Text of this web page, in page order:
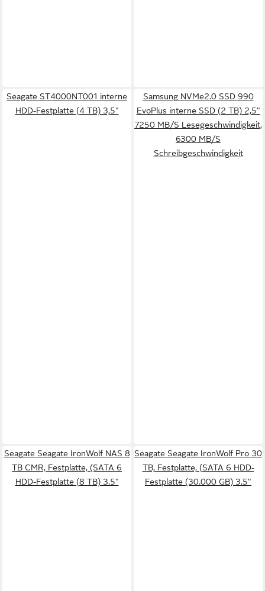
Seagate ST4000NT001 interne
HDD-Festplatte (4 TB) 3,5"
Samsung NVMe2.0 SSD 990
EvoPlus interne SSD (2 TB) 2,5"
7250 MB/S Lesegeschwindigkeit,
6300 MB/S
Schreibgeschwindigkeit
Seagate Seagate IronWolf NAS 8
TB CMR, Festplatte, (SATA 6
HDD-Festplatte (8 TB) 3.5"
Seagate Seagate IronWolf Pro 30
TB, Festplatte, (SATA 6 HDD-
Festplatte (30.000 GB) 3.5"